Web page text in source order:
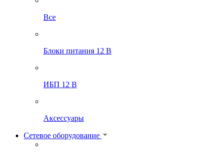
Все
Блоки питания 12 В
ИБП 12 В
Аксессуары
Сетевое оборудование